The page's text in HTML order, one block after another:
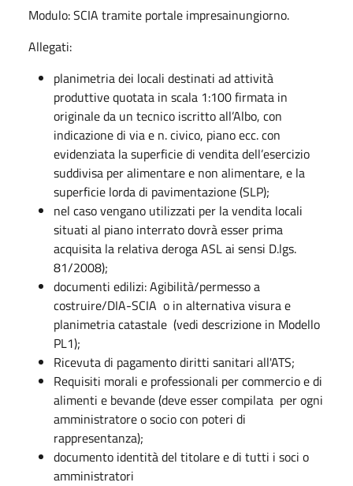
Modulo: SCIA tramite portale impresainungiorno.
Allegati:
planimetria dei locali destinati ad attività
produttive quotata in scala 1:100 firmata in
originale da un tecnico iscritto all’Albo, con
indicazione di via e n. civico, piano ecc. con
evidenziata la superficie di vendita dell’esercizio
suddivisa per alimentare e non alimentare, e la
superficie lorda di pavimentazione (SLP);
nel caso vengano utilizzati per la vendita locali
situati al piano interrato dovrà esser prima
acquisita la relativa deroga ASL ai sensi D.lgs.
81/2008);
documenti edilizi: Agibilità/permesso a
costruire/DIA-SCIA o in alternativa visura e
planimetria catastale (vedi descrizione in Modello
PL1);​
Ricevuta di pagamento diritti sanitari all'ATS;
Requisiti morali e professionali per commercio e di
alimenti e bevande (deve esser compilata per ogni
amministratore o socio con poteri di
rappresentanza);
documento identità del titolare e di tutti i soci o
amministratori